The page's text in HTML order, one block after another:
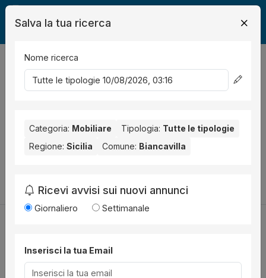
Legalmente Mobili
risultati Ordina per
Nessun risultato per la Provincia selezionata: Catania.
Prova a modificare i parametri di ricerca:
Utilità
Salva la tua ricerca
Nome ricerca
Categoria: Mobiliare Tipologia: Tutte le tipologie
Regione: Sicilia Comune: Biancavilla
Ricevi avvisi sui nuovi annunci
Giornaliero Settimanale
Inserisci la tua Email